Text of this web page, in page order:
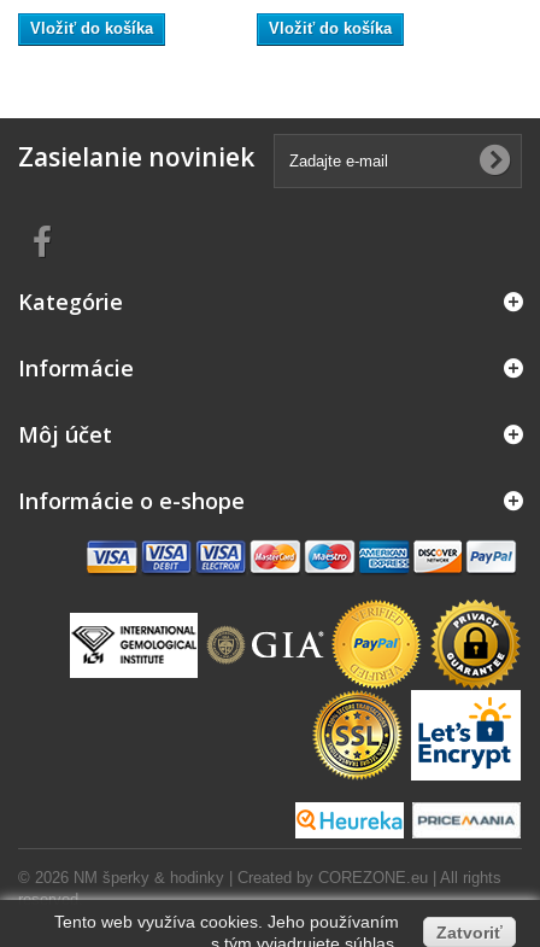
Vložiť do košíka Vložiť do košíka
Zasielanie noviniek
Kategórie
Informácie
© 2026 NM šperky & hodinky | Created by COREZONE.eu | All rights
reserved.
Môj účet
Informácie o e-shope
Tento web využíva cookies. Jeho používaním
Zatvoriť